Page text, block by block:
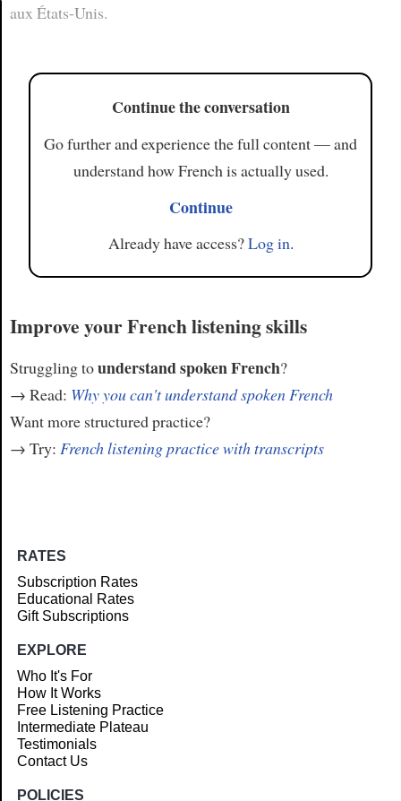
aux États-Unis.
Continue the conversation
Go further and experience the full content — and
understand how French is actually used.
Continue
Already have access?Log in.
Improve your French listening skills
Struggling tounderstand spoken French?
→ Read: Why you can't understand spoken French
Want more structured practice?
→ Try: French listening practice with transcripts
RATES
Subscription Rates
Educational Rates
Gift Subscriptions
EXPLORE
Who It's For
How It Works
Free Listening Practice
Intermediate Plateau
Testimonials
Contact Us
POLICIES